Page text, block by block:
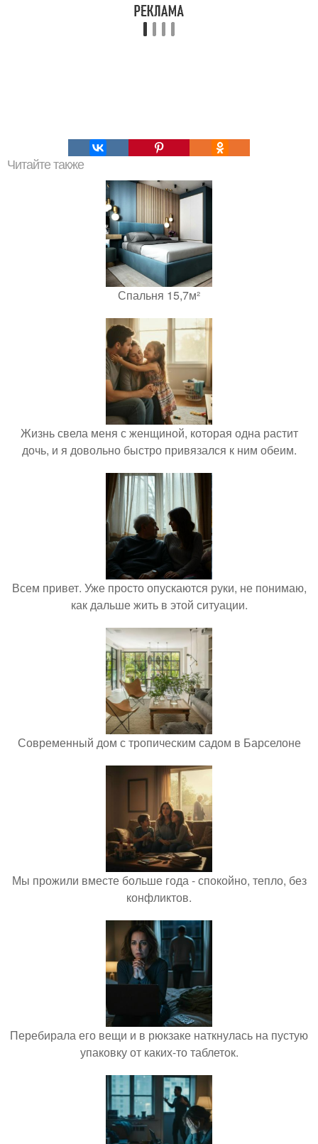
Читайте также
Спальня 15,7м²
Жизнь свела меня с женщиной, которая одна растит
дочь, и я довольно быстро привязался к ним обеим.
Всем привет. Уже просто опускаются руки, не понимаю,
как дальше жить в этой ситуации.
Современный дом с тропическим садом в Барселоне
Мы прожили вместе больше года - спокойно, тепло, без
конфликтов.
Перебирала его вещи и в рюкзаке наткнулась на пустую
упаковку от каких-то таблеток.